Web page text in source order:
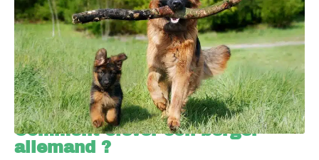
Comment élever son berger
allemand ?